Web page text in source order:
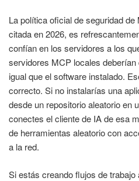
La política oficial de seguridad
citada en 2026, es
confían en los servidores a los
servidores MCP locales
igual que el software instalado.
correcto. Si no instalarías una
desde un repositorio aleatorio en
conectes el cliente de IA de esa
de herramientas aleatorio con
a la red.
Si estás creando flujos de